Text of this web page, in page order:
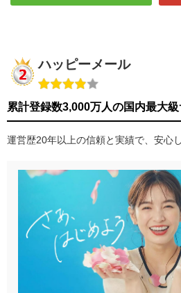
ハッピーメール
累計登録数3,000万人の国内最大
運営歴20年以上の信頼と実績で、安心